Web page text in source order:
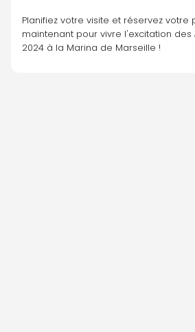
Planifiez votre visite et réservez votre
maintenant pour vivre l'excitation des
2024 à la Marina de Marseille !